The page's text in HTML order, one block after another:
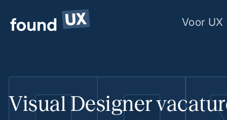
Voor
Visual Designer